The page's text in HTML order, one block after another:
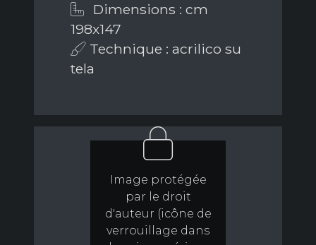
Dimensions : cm
198x147
Technique : acrilico su
tela
Image protégée
par le droit
d'auteur (icône de
verrouillage dans